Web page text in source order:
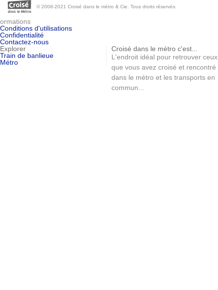
© 2008-2021 Croisé dans le métro & Cie. Tous droits réservés.
ormations
Conditions d'utilisations
Confidentialité
Contactez-nous
Explorer
Train de banlieue
Métro
Croisé dans le métro c'est...
L'endroit idéal pour retrouver ceux
que vous avez croisé et rencontré
dans le métro et les transports en
commun...